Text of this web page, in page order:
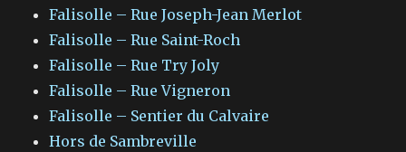
Falisolle – Rue Joseph-Jean Merlot
Falisolle – Rue Saint-Roch
Falisolle – Rue Try Joly
Falisolle – Rue Vigneron
Falisolle – Sentier du Calvaire
Hors de Sambreville